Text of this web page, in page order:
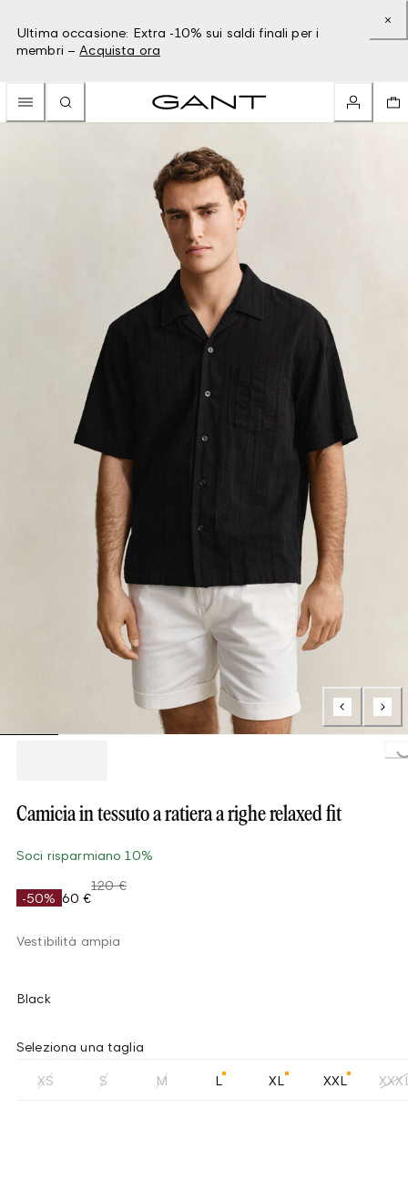
Ultima occasione: Extra -10% sui saldi finali per i
membri – Acquista ora
Camicia in tessuto a ratiera a righe relaxed fit
Soci risparmiano 10%
-50% 60 €
120 €
Vestibilità ampia
Black
Seleziona una taglia
XS S M L XL XXL